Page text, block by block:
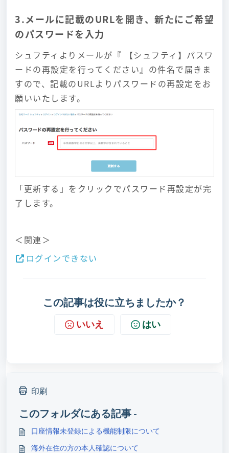
3.メールに記載のURLを開き、新たにご希望
のパスワードを入力
シュフティよりメールが『 【シュフティ】パスワ
ードの再設定を行ってください』の件名で届きま
すので、記載のURLよりパスワードの再設定をお
願いいたします。
「更新する」をクリックでパスワード再設定が完
了します。
＜関連＞
ログインできない
この記事は役に立ちましたか？
いいえ はい
印刷
このフォルダにある記事 -
口座情報未登録による機能制限について
海外在住の方の本人確認について